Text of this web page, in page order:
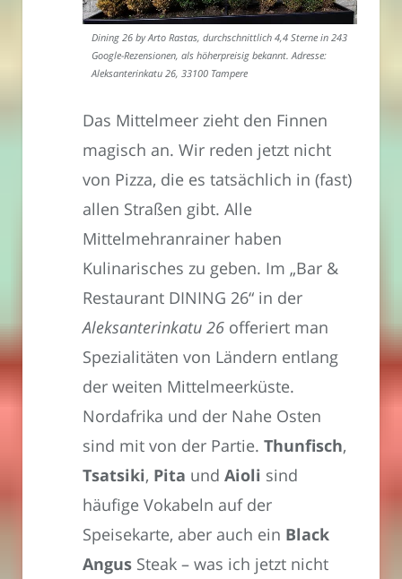
Dining 26 by Arto Rastas, durchschnittlich 4,4 Sterne in 243
Google-Rezensionen, als höherpreisig bekannt. Adresse:
Aleksanterinkatu 26, 33100 Tampere
Das Mittelmeer zieht den Finnen
magisch an. Wir reden jetzt nicht
von Pizza, die es tatsächlich in (fast)
allen Straßen gibt. Alle
Mittelmehranrainer haben
Kulinarisches zu geben. Im „Bar &
Restaurant DINING 26“ in der
Aleksanterinkatu 26 offeriert man
Spezialitäten von Ländern entlang
der weiten Mittelmeerküste.
Nordafrika und der Nahe Osten
sind mit von der Partie. Thunfisch,
Tsatsiki, Pita und Aioli sind
häufige Vokabeln auf der
Speisekarte, aber auch ein Black
Angus Steak – was ich jetzt nicht